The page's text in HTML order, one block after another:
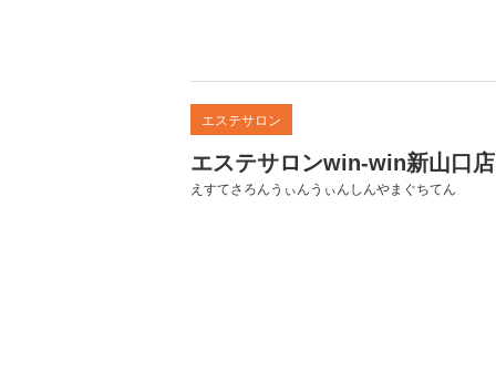
エステサロン
エステサロンwin-win新山口店
えすてさろんうぃんうぃんしんやまぐちてん